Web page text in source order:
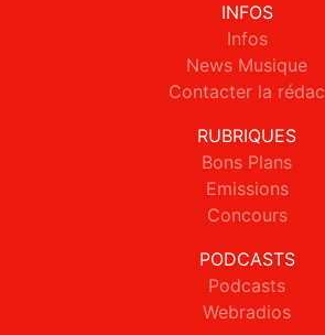
INFOS
Infos
News Musique
Contacter la rédac
RUBRIQUES
Bons Plans
Emissions
Concours
PODCASTS
Podcasts
Webradios